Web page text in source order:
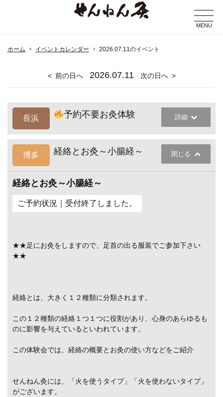
MENU
ホーム イベントカレンダー 2026.07.11のイベント
前の日へ 2026.07.11 次の日へ
長浜 予約不要お灸体験 詳細
博多 経絡とお灸～小腸経～ 閉じる
経絡とお灸～小腸経～
ご予約状況｜受付終了しました。
★★足にお灸をしますので、足首の出る服装でご参加下さい
★★
経絡とは、大きく１２種類に分類されます。
この１２種類の経絡１つ１つに役割があり、心身のあらゆるも
のに影響を与えているといわれています。
この体験会では、経絡の概要とお灸の使い方などをご紹介
せんねん灸には、「火を使うタイプ」「火を使わないタイプ」
がございます。